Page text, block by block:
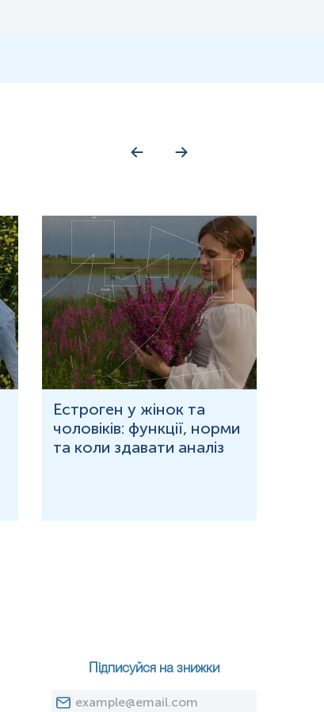
Естроген у жінок та
чоловіків: функції, норми
та коли здавати аналіз
Підписуйся на знижки